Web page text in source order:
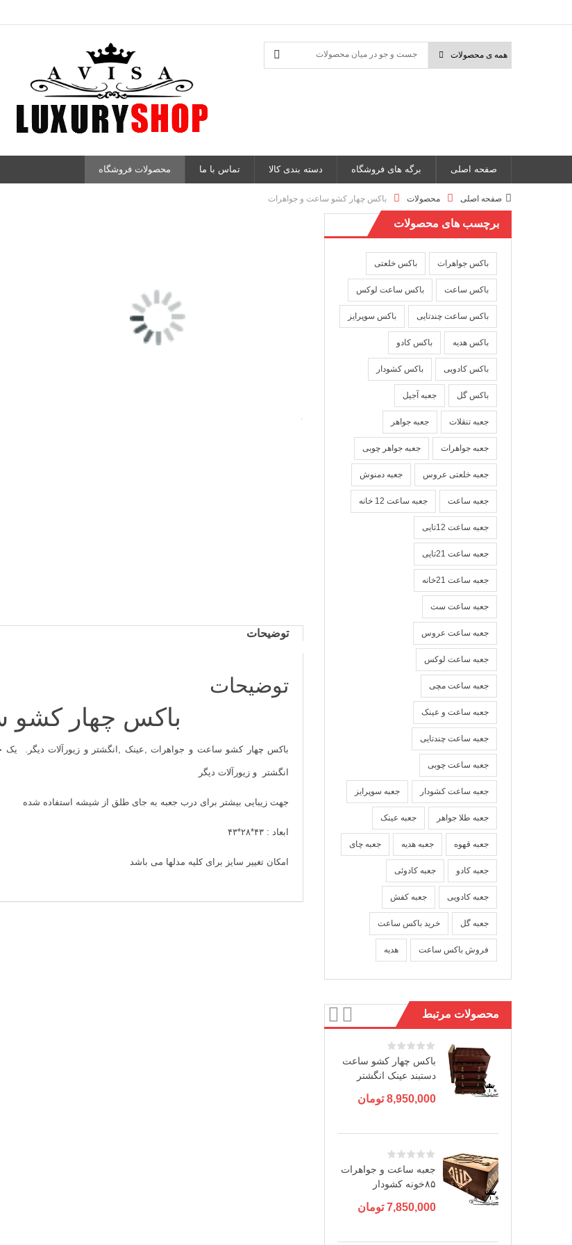
صفحه اصلی برگه های فروشگاه دسته بندی کالا تماس با ما محصولات فروشگاه
صفحه اصلی محصولات باکس چهار کشو ساعت و جواهرات
برچسب های محصولات
باکس جواهرات باکس خلعتی
باکس ساعت باکس ساعت لوکس
باکس ساعت چندتایی باکس سوپرایز
باکس هدیه باکس کادو
باکس کادویی باکس کشودار
باکس گل جعبه آجیل
جعبه تنقلات جعبه جواهر
جعبه جواهرات جعبه جواهر چوبی
جعبه خلعتی عروس جعبه دمنوش
جعبه ساعت جعبه ساعت 12 خانه
جعبه ساعت 12تایی
جعبه ساعت 21تایی
جعبه ساعت 21خانه
جعبه ساعت ست
جعبه ساعت عروس
جعبه ساعت لوکس
جعبه ساعت مچی
جعبه ساعت و عینک
جعبه ساعت چندتایی
جعبه ساعت چوبی
جعبه ساعت کشودار جعبه سوپرایز
جعبه طلا جواهر جعبه عینک
جعبه قهوه جعبه هدیه جعبه چای
جعبه کادو جعبه کادوئی
جعبه کادویی جعبه کفش
جعبه گل خرید باکس ساعت
فروش باکس ساعت هدیه
محصولات مرتبط
باکس چهار کشو ساعت
دستبند عینک انگشتر
8,950,000 تومان
جعبه ساعت و جواهرات
۸۵خونه کشودار
7,850,000 تومان
توضیحات
توضیحات
باکس چهار کشو
باکس چهار کشو ساعت و جواهرات ,عینک ,انگشتر و زیورآلات دیگر. یک جعبه کشودار
انگشتر و زیورآلات دیگر
جهت زیبایی بیشتر برای درب جعبه به جای طلق از شیشه استفاده شده
ابعاد : ۴۳*۲۸*۴۳
امکان تغییر سایز برای کلیه مدلها می باشد